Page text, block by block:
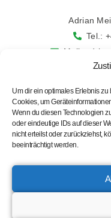
Um dir ein optimales Erlebnis
Cookies, um
Wenn du diesen Technologien
oder eindeutige IDs auf dieser
nicht erteilst oder zurückziehst,
beeinträchtigt werden.
Adrian
Tel.:
Mail: